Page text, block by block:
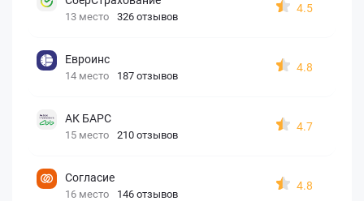
13 место 326 отзывов
4.5
Евроинс
14 место 187 отзывов
4.8
АК БАРС
15 место 210 отзывов
4.7
Согласие
16 место 146 отзывов
4.8